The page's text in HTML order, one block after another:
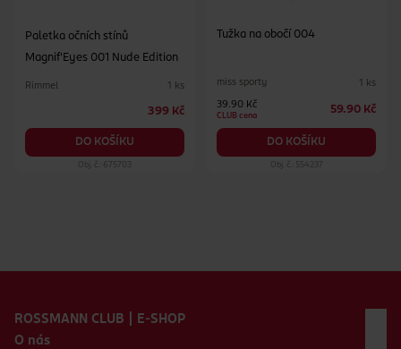
Paletka očních stínů
Magnif'Eyes 001 Nude Edition
Rimmel 1 ks
399 Kč
DO KOŠÍKU
Tužka na obočí 004
miss sporty 1 ks
39.90 Kč
CLUB cena
59.90 Kč
DO KOŠÍKU
Obj. č.: 554237
ROSSMANN CLUB | E-SHOP
O nás